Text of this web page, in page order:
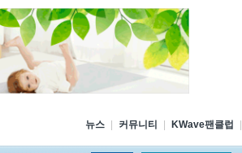
뉴스 커뮤니티 KWave팬클럽